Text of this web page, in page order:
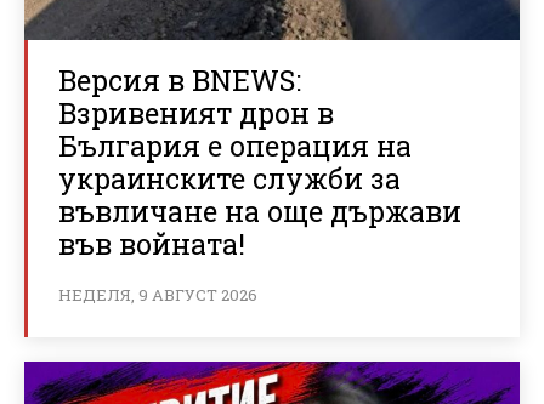
Версия в BNEWS:
Взривеният дрон в
България е операция на
украинските служби за
въвличане на още държави
във войната!
НЕДЕЛЯ, 9 АВГУСТ 2026